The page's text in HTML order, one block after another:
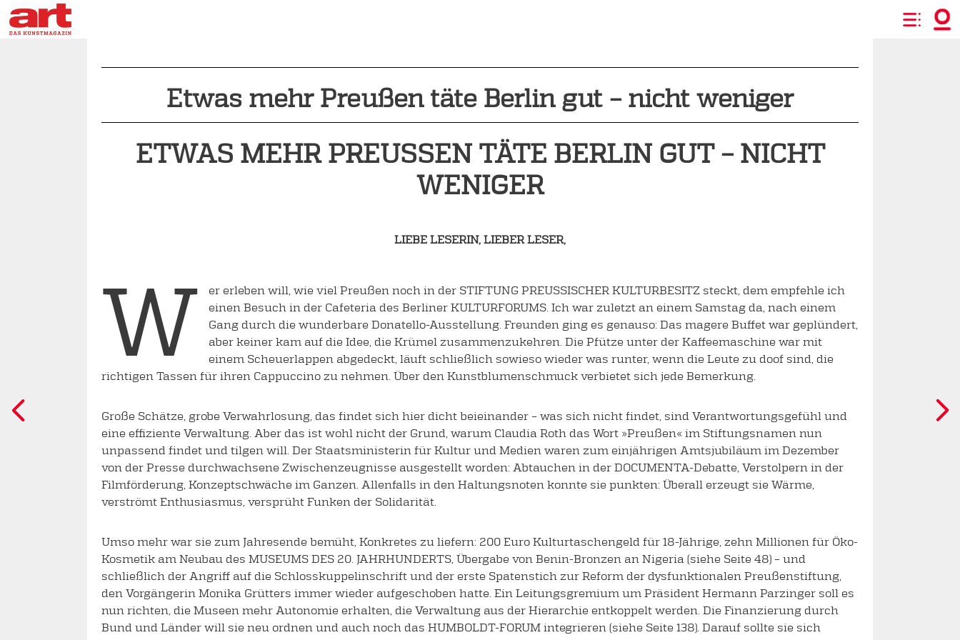
Etwas mehr Preußen täte Berlin gut – nicht weniger
ETWAS MEHR PREUSSEN TÄTE BERLIN GUT – NICHT W
ENIGER
LIEBE LESERIN, LIEBER LESER,
w
er erleben will, wie viel Preußen noch in der STIFTUNG PREUSSISCHER KULTURBESITZ steckt, dem empfehle ich
einen Besuch in der Cafeteria des Berliner KULTURFORUMS. Ich war zuletzt an einem Samstag da, nach einem
Gang durch die wunderbare Donatello-Ausstellung. Freunden ging es genauso: Das magere Buffet war geplündert,
aber keiner kam auf die Idee, die Krümel zusammenzukehren. Die Pfütze unter der Kaffeemaschine war mit
einem Scheuerlappen abgedeckt, läuft schließlich sowieso wieder was runter, wenn die Leute zu doof sind, die
richtigen Tassen für ihren Cappuccino zu nehmen. Über den Kunstblumenschmuck verbietet sich jede Bemerkung.
Große Schätze, grobe Verwahrlosung, das findet sich hier dicht beieinander – was sich nicht findet, sind Verantwortungsgefühl und
eine effiziente Verwaltung. Aber das ist wohl nicht der Grund, warum Claudia Roth das Wort »Preußen« im Stiftungsnamen nun
unpassend findet und tilgen will. Der Staatsministerin für Kultur und Medien waren zum einjährigen Amtsjubiläum im Dezember
von der Presse durchwachsene Zwischenzeugnisse ausgestellt worden: Abtauchen in der DOCUMENTA-Debatte, Verstolpern in der
Filmförderung, Konzeptschwäche im Ganzen. Allenfalls in den Haltungsnoten konnte sie punkten: Überall erzeugt sie Wärme,
verströmt Enthusiasmus, versprüht Funken der Solidarität.
Umso mehr war sie zum Jahresende bemüht, Konkretes zu liefern: 200 Euro Kulturtaschengeld für 18-Jährige, zehn Millionen für Öko-
Kosmetik am Neubau des MUSEUMS DES 20. JAHRHUNDERTS, Übergabe von Benin-Bronzen an Nigeria (siehe Seite 48) – und
schließlich der Angriff auf die Schlosskuppelinschrift und der erste Spatenstich zur Reform der dysfunktionalen Preußenstiftung,
den Vorgängerin Monika Grütters immer wieder aufgeschoben hatte. Ein Leitungsgremium um Präsident Hermann Parzinger soll es
nun richten, die Museen mehr Autonomie erhalten, die Verwaltung aus der Hierarchie entkoppelt werden. Die Finanzierung durch
Bund und Länder will sie neu ordnen und auch noch das HUMBOLDT-FORUM integrieren (siehe Seite 138). Darauf sollte sie sich